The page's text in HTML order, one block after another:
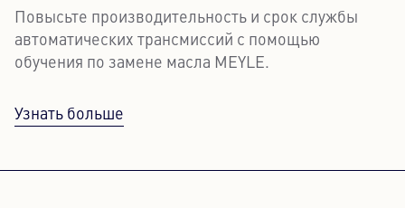
Повысьте производительность и срок службы
автоматических трансмиссий с помощью
обучения по замене масла MEYLE.
Узнать больше